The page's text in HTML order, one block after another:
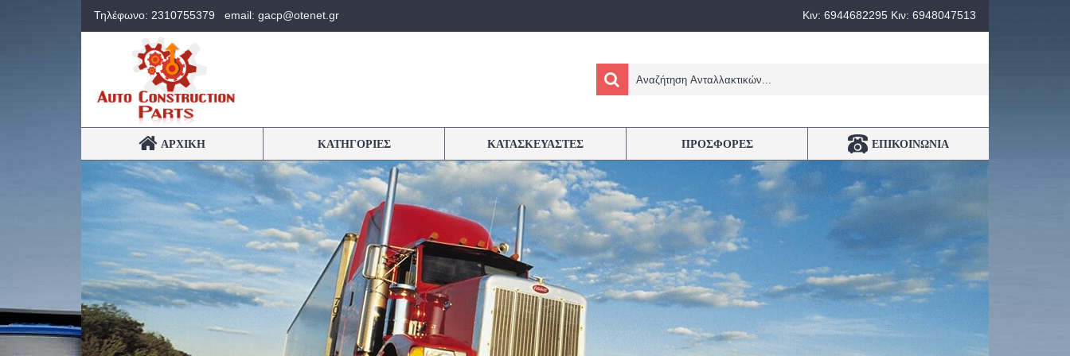
Τηλέφωνο: 2310755379 email: gacp@otenet.gr Κιν: 6944682295 Κιν: 6948047513
ΑΡΧΙΚΉ ΚΑΤΗΓΟΡΙΕΣ ΚΑΤΑΣΚΕΥΑΣΤΕΣ ΠΡΟΣΦΟΡΕΣ ΕΠΙΚΟΙΝΩΝΙΑ